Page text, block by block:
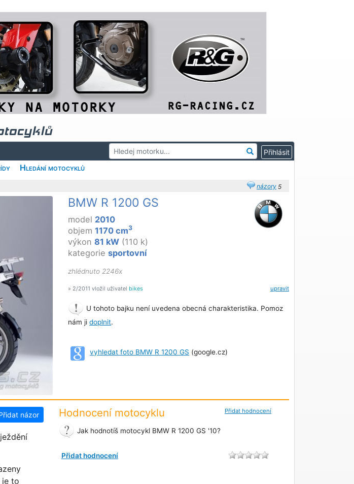
Hledání motocyklů
názory 5
BMW R 1200 GS
model 2010
objem1170 cm3
výkon81 kW (110 k)
kategoriesportovní
zhlédnuto 2246x
upravit
» 2/2011 vložil uživatel bikes
U tohoto bajku není uvedena obecná charakteristika. Pomoz
nám jidoplnit.
vyhledat foto BMW R 1200 GS (google.cz)
názor
to
Přidat hodnocení
Hodnocení motocyklu
Jak hodnotíš motocykl BMW R 1200 GS '10?
Přidat hodnocení